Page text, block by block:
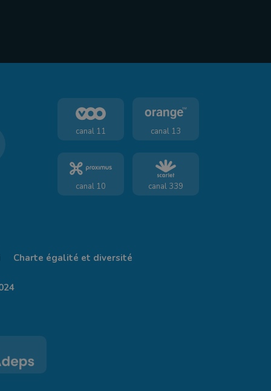
canal 11 canal 13
canal 10 canal 339
Charte égalité et diversité